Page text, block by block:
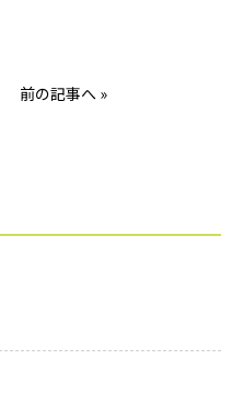
前の記事へ »